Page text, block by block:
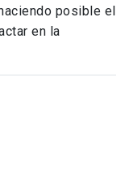
posible el
en la